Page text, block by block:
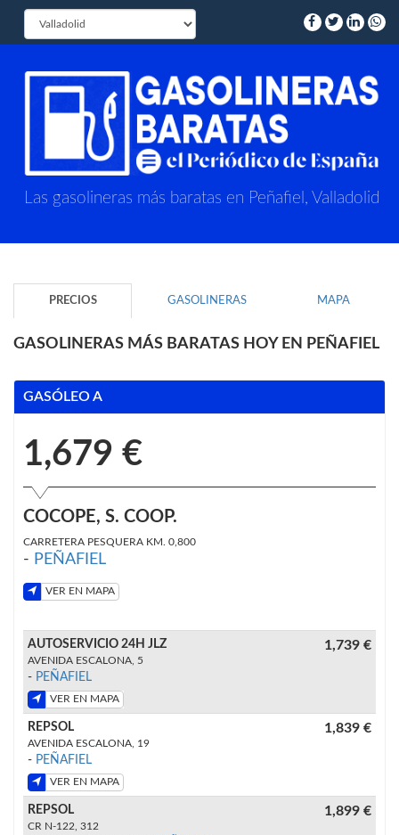
Las gasolineras más baratas en Peñafiel, Valladolid
PRECIOS GASOLINERAS MAPA
GASOLINERAS MÁS BARATAS HOY EN PEÑAFIEL
GASÓLEO A
1,679 €
COCOPE, S. COOP.
CARRETERA PESQUERA KM. 0,800
- PEÑAFIEL
VER EN MAPA
AUTOSERVICIO 24H JLZ
AVENIDA ESCALONA, 5
- PEÑAFIEL
VER EN MAPA
1,739 €
REPSOL
AVENIDA ESCALONA, 19
- PEÑAFIEL
VER EN MAPA
1,839 €
REPSOL
CR N-122, 312
1,899 €